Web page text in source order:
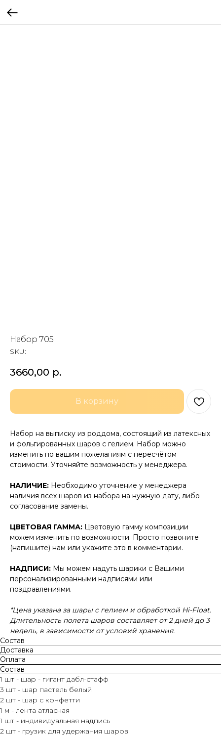
Набор 705
SKU:
3660,00 р.
В корзину
Набор на выписку из роддома, состоящий из латексных
и фольгированных шаров с гелием. Набор можно
изменить по вашим пожеланиям с пересчётом
стоимости. Уточняйте возможность у менеджера.
НАЛИЧИЕ: Необходимо уточнение у менеджера
наличия всех шаров из набора на нужную дату, либо
согласование замены.
ЦВЕТОВАЯ ГАММА: Цветовую гамму композиции
можем изменить по возможности. Просто позвоните
(напишите) нам или укажите это в комментарии.
НАДПИСИ: Мы можем надуть шарики с Вашими
персонализированными надписями или
поздравлениями.
*Цена указана за шары с гелием и обработкой Hi-Float.
Длительность полета шаров составляет от 2 дней до 3
недель, в зависимости от условий хранения.
Состав
Доставка
Оплата
Состав
1 шт - шар - гигант дабл-стафф
3 шт - шар пастель белый
2 шт - шар с конфетти
1 м - лента атласная
1 шт - индивидуальная надпись
2 шт - грузик для удержания шаров